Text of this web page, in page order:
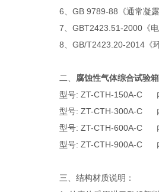
6、GB 9789-88《通常凝
7、GBT2423.51-2000 《
8、GB/T2423.20-2014 《
二、 腐蚀性气体综合试验箱
型号: ZT-CTH-150A-C
型号: ZT-CTH-300A-C
型号: ZT-CTH-600A-C
型号: ZT-CTH-900A-C
三、结构材质说明：